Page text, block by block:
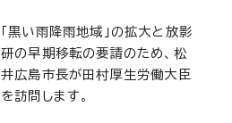
「黒い雨降雨地域」の拡大と放影
研の早期移転の要請のため、松
井広島市長が田村厚生労働大臣
を訪問します。